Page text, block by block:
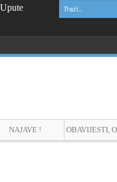
Upute
HRVATSKIH BRANITELJA
NAJAVE ! OBAVIJESTI,